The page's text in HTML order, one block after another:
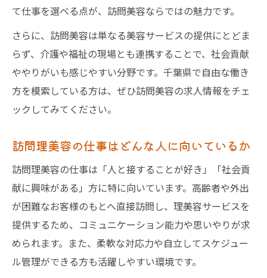
訪問理美容visitの働きやすさを徹底解説
訪問美容求人で実現する理想の生活スタイ
ル
訪問美容師として社会貢献を仕事にする魅力
訪問美容の仕事で感じる社会貢献の実感
訪問理美容が介護現場で果たす役割とは
日
福祉美容求人に応募するメリットを紹介
訪問美容師求人で求められる思いやりの心
ブランク歓迎の訪問美容求人で再出発を応援
訪問美容求人はブランク歓迎が主流の理由
て仕事を選べる点が、訪問美容ならではの魅力です。
さらに、訪問美容は単なる美容サービスの提供にとどま
らず、介護や福祉の現場とも連携することで、社会貢献
ややりがいも感じやすい分野です。千葉県で自由な働き
方を模索している方は、ぜひ訪問美容の求人情報をチェ
ックしてみてください。
訪問理美容の仕事はどんな人に向いているか
訪問理美容の仕事は「人と接することが好き」「社会貢
献に興味がある」方に特に向いています。高齢者や外出
が困難なお客様のもとへ直接訪問し、理美容サービスを
提供するため、コミュニケーション能力や思いやりが求
められます。また、柔軟な対応力や自立してスケジュー
ル管理ができる方も活躍しやすい環境です。